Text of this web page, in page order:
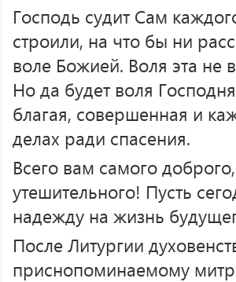
Господь судит Сам
строили, на что бы ни
воле Божией. Воля эта не
Но да будет воля
благая, совершенная и
делах ради спасения.
Всего вам самого
утешительного! Пусть
надежду на жизнь
После Литургии
приснопоминаемому